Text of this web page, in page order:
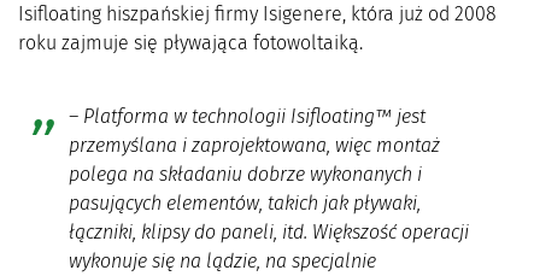
Isifloating hiszpańskiej firmy Isigenere, która już od 2008
roku zajmuje się pływająca fotowoltaiką.
– Platforma w technologii Isifloating™ jest
przemyślana i zaprojektowana, więc montaż
polega na składaniu dobrze wykonanych i
pasujących elementów, takich jak pływaki,
łączniki, klipsy do paneli, itd. Większość operacji
wykonuje się na lądzie, na specjalnie